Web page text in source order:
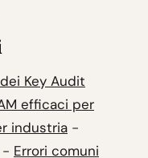
Key Audit
efficaci per
industria -
- Errori comuni